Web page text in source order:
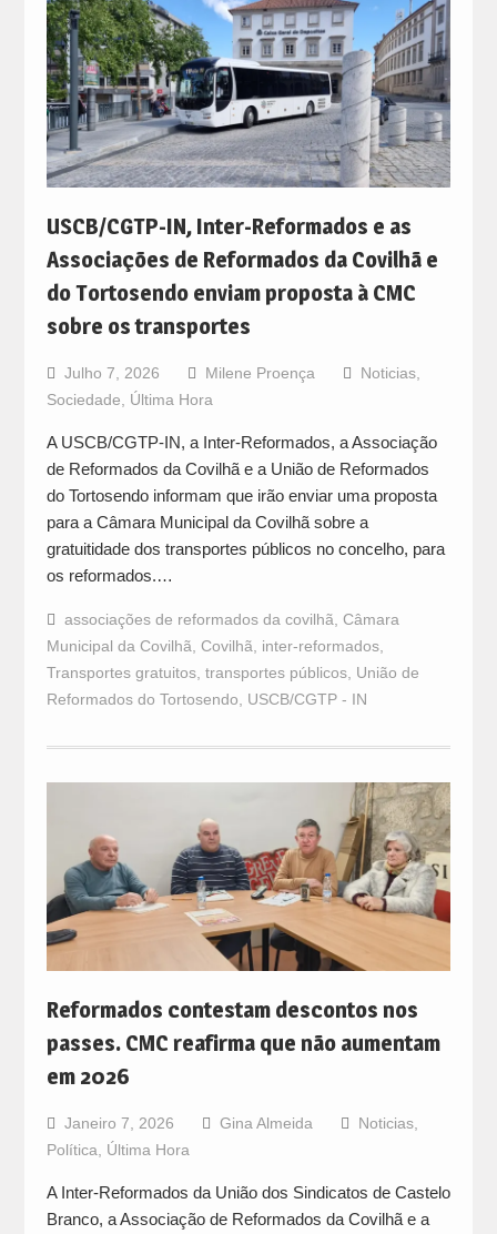
USCB/CGTP-IN, Inter-Reformados e as
Associações de Reformados da Covilhã e
do Tortosendo enviam proposta à CMC
sobre os transportes
Julho 7, 2026 Milene Proença Noticias,
Sociedade
Última Hora
A USCB/CGTP-IN, a Inter-Reformados, a Associação
de Reformados da Covilhã e a União de Reformados
do Tortosendo informam que irão enviar uma proposta
para a Câmara Municipal da Covilhã sobre a
gratuitidade dos transportes públicos no concelho, para
os reformados.…
associações de reformados da covilhã Câmara
Municipal da Covilhã Covilhã inter-reformados,
Transportes gratuitos, transportes públicos, União de
Reformados do Tortosendo
USCB/CGTP - IN
Reformados contestam descontos nos
passes. CMC reafirma que não aumentam
em 2026
Janeiro 7, 2026 Gina Almeida Noticias,
Política
Última Hora
A Inter-Reformados da União dos Sindicatos de Castelo
Branco, a Associação de Reformados da Covilhã e a